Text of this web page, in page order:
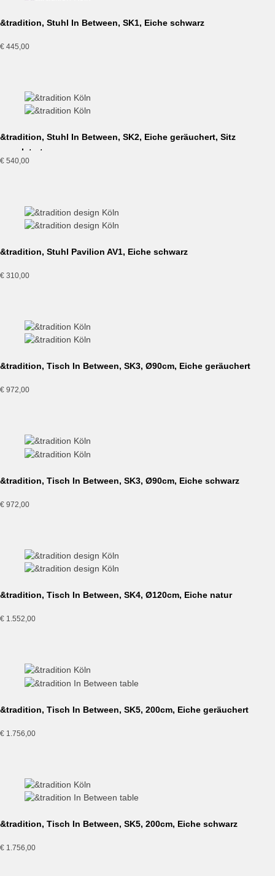
&tradition, Stuhl In Between, SK1, Eiche schwarz
€ 445,00
&tradition, Stuhl In Between, SK2, Eiche geräuchert, Sitz
gepolstert
€ 540,00
&tradition, Stuhl Pavilion AV1, Eiche schwarz
€ 310,00
&tradition, Tisch In Between, SK3, Ø90cm, Eiche geräuchert
€ 972,00
&tradition, Tisch In Between, SK3, Ø90cm, Eiche schwarz
€ 972,00
&tradition, Tisch In Between, SK4, Ø120cm, Eiche natur
€ 1.552,00
&tradition, Tisch In Between, SK5, 200cm, Eiche geräuchert
€ 1.756,00
&tradition, Tisch In Between, SK5, 200cm, Eiche schwarz
€ 1.756,00